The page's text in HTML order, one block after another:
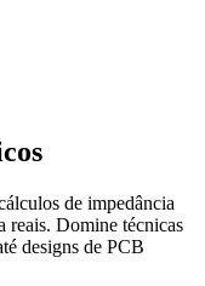
de impedância
reais. Domine técnicas
designs de PCB